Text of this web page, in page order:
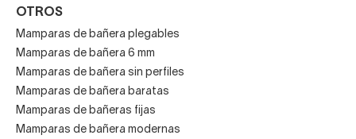
OTROS
Mamparas de bañera plegables
Mamparas de bañera 6 mm
Mamparas de bañera sin perfiles
Mamparas de bañera baratas
Mamparas de bañeras fijas
Mamparas de bañera modernas